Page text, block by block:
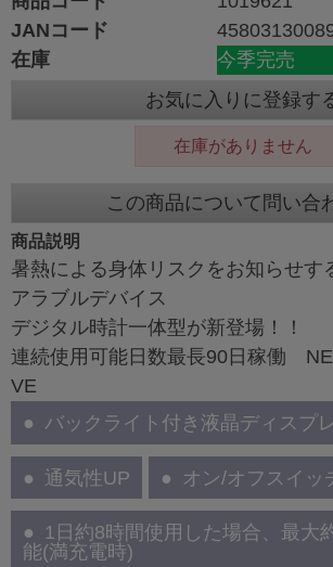
JANコード
在庫
今季完売
お気に入りに登録す
在庫がありません
この商品について問い合
商品説明
暑熱による身体リスクをお知らせす
アラブルデバイス
デジタル時計一体型が新登場！！
連続使用可能日数最長90日稼働
VE
バックライト付き液晶ディスプ
通気性UP オン/オフスイッ
1日約8時間使用した場合、最大
能(満充電時)